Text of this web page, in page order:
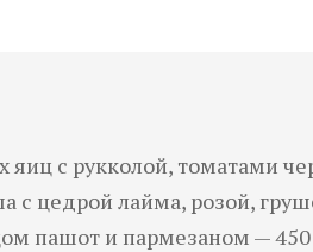
яиц с рукколой, томатами
с цедрой лайма, розой,
пашот и пармезаном — 450